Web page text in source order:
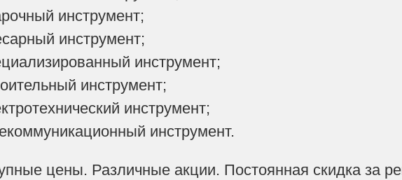
инструмент;
инструмент;
инструмент;
инструмент;
инструмент;
инструмент.
цены. Различные акции. Постоянная скидка за